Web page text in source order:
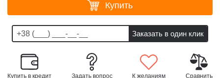
Купить
Купить в кредит Задать вопрос К желаниям Сравнить